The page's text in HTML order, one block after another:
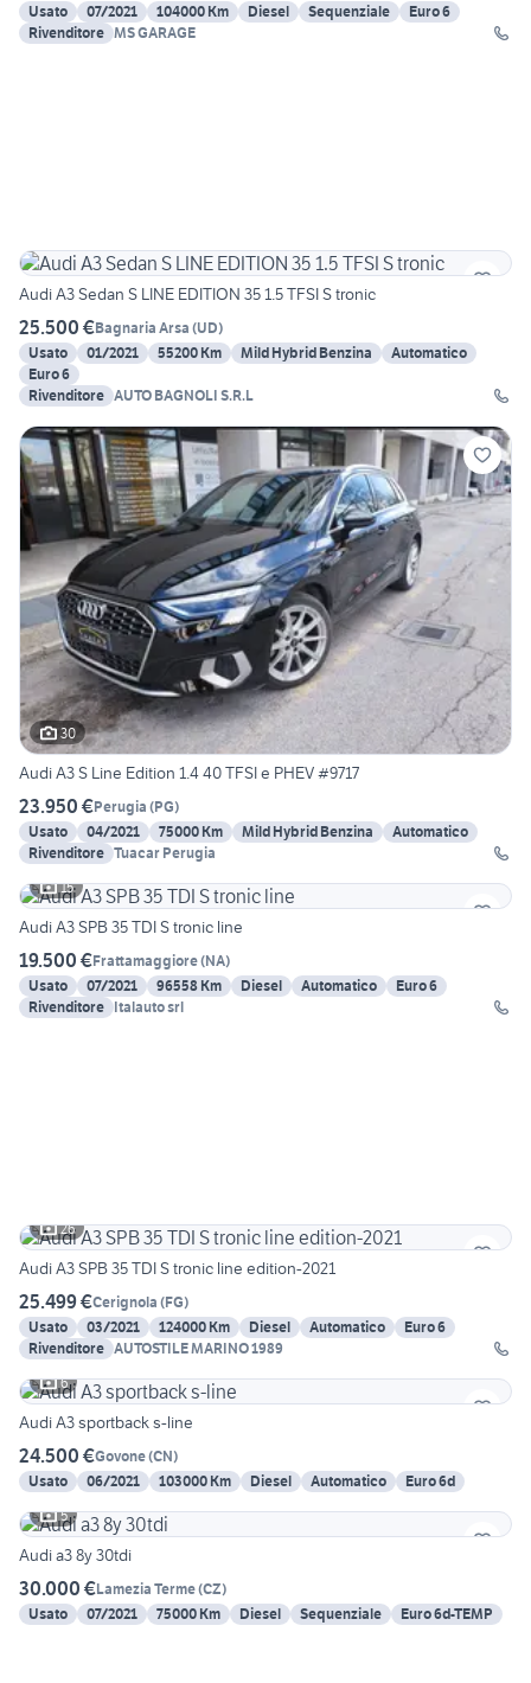
Usato
07/2021 104000 Km Diesel Sequenziale
Euro 6
Rivenditore MS GARAGE
Audi A3 Sedan S LINE EDITION 35 1.5 TFSI S tronic
25.500 €Bagnaria Arsa (UD)
Usato
01/2021 55200 Km Mild Hybrid Benzina
Automatico
Euro 6
Rivenditore AUTO BAGNOLI S.R.L
30
Audi A3 S Line Edition 1.4 40 TFSI e PHEV #9717
23.950 €Perugia (PG)
Usato
04/2021 75000 Km Mild Hybrid Benzina
Automatico
Rivenditore Tuacar Perugia
15
Audi A3 SPB 35 TDI S tronic line
19.500 €Frattamaggiore(NA)
Usato
07/2021 96558 Km Diesel Automatico
Euro 6
Rivenditore Italauto srl
26
Audi A3 SPB 35 TDI S tronic line edition-2021
25.499 €Cerignola (FG)
Usato
03/2021 124000 Km Diesel Automatico
Euro 6
Rivenditore AUTOSTILE MARINO 1989
6
Audi A3 sportback s-line
24.500 €Govone(CN)
Usato
06/2021 103000 Km Diesel Automatico
Euro 6d
5
Audi a3 8y 30tdi
30.000 €Lamezia Terme(CZ)
Usato
07/2021 75000 Km Diesel Sequenziale Euro 6d-TEMP